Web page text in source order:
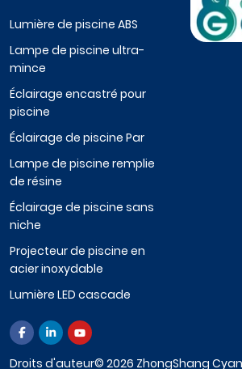
Lumière de piscine ABS
Lampe de piscine ultra-
mince
Éclairage encastré pour
piscine
Éclairage de piscine Par
Lampe de piscine remplie
de résine
Éclairage de piscine sans
niche
Projecteur de piscine en
acier inoxydable
Lumière LED cascade
Droits d'auteur© 2026 ZhongShang